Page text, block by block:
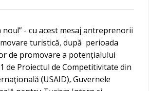
- cu acest mesaj antreprenorii
turistică, după perioada
de promovare a potențialului
de Proiectul de Competitivitate din
(USAID), Guvernele